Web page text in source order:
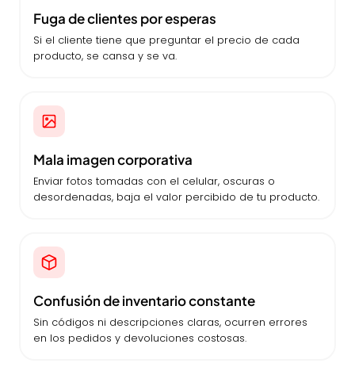
Fuga de clientes por esperas
Si el cliente tiene que preguntar el precio de cada
producto, se cansa y se va.
Mala imagen corporativa
Enviar fotos tomadas con el celular, oscuras o
desordenadas, baja el valor percibido de tu producto.
Confusión de inventario constante
Sin códigos ni descripciones claras, ocurren errores
en los pedidos y devoluciones costosas.